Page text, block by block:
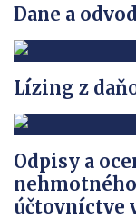
Dane a
Lízing z
Odpisy a
účtovníctve